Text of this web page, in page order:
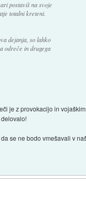
postaviš na svoje
totalni kreteni.
dejanja, so lahko
odreče in drugega
je z provokacijo in
se ne bodo vmešavali v